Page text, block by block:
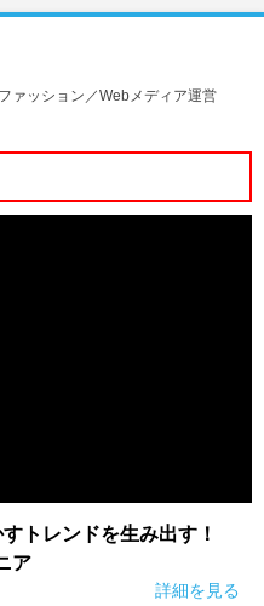
ァッション／Webメディア運営
トレンドを生み出す！
ア
詳細を見る